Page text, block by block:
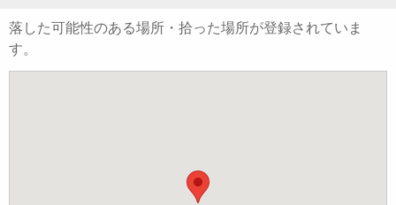
落した可能性のある場所・拾った場所が登録されていま
す。